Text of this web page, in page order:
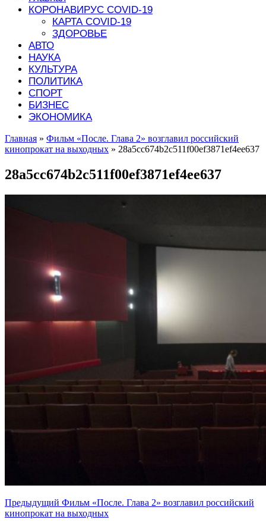
КОРОНАВИРУС COVID-19
КАРТА COVID-19
ЗДОРОВЬЕ
АВТО
НАУКА
КУЛЬТУРА
ПОЛИТИКА
СПОРТ
БИЗНЕС
ЭКОНОМИКА
Главная » Фильм «После. Глава 2» возглавил российский
кинопрокат на выходных » 28a5cc674b2c511f00ef3871ef4ee637
28a5cc674b2c511f00ef3871ef4ee637
Предыдущий Фильм «После. Глава 2» возглавил российский
кинопрокат на выходных